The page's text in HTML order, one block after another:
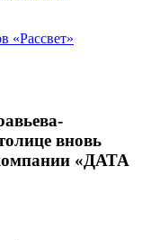
«Рассвет»
вновь
«ДАТА